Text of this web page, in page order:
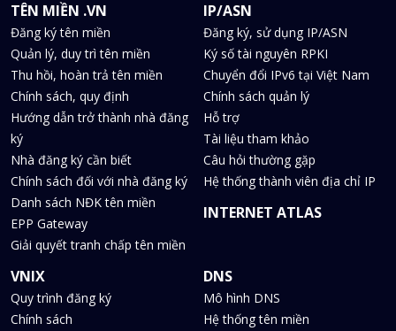
TÊN MIỀN .VN
Đăng ký tên miền
Quản lý, duy trì tên miền
Thu hồi, hoàn trả tên miền
Chính sách, quy định
Hướng dẫn trở thành nhà đăng
ký
Nhà đăng ký cần biết
Chính sách đối với nhà đăng ký
Danh sách NĐK tên miền
EPP Gateway
Giải quyết tranh chấp tên miền
IP/ASN
Đăng ký, sử dụng IP/ASN
Ký số tài nguyên RPKI
Chuyển đổi IPv6 tại Việt Nam
Chính sách quản lý
Hỗ trợ
Tài liệu tham khảo
Câu hỏi thường gặp
Hệ thống thành viên địa chỉ IP
INTERNET ATLAS
VNIX
Quy trình đăng ký
Chính sách
DNS
Mô hình DNS
Hệ thống tên miền